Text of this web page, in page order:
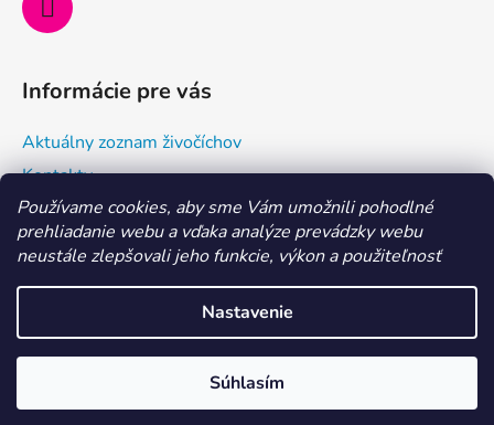
Používame cookies, aby sme Vám umožnili pohodlné
prehliadanie webu a vďaka analýze prevádzky webu
neustále zlepšovali jeho funkcie, výkon a použiteľnosť
Nastavenie
Súhlasím
MILÍ AKVARISTI, aktuálne je dovolenka 29. 7. - 6. 8. 2026.
Informácie pre vás
Aktuálny zoznam živočíchov
Kontakty
Doprava a ako nakupovať
Všeobecné obchodné podmienky a dodacie podmienky
Vytvoril Shoptet
Morské centrum Eshop
vyhradené.Upraviť nastavenie cookies